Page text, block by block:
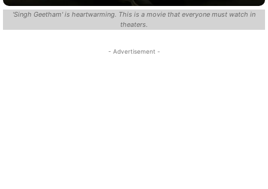
'Singh Geetham' is heartwarming. This is a movie that everyone must watch in
theaters.
- Advertisement -